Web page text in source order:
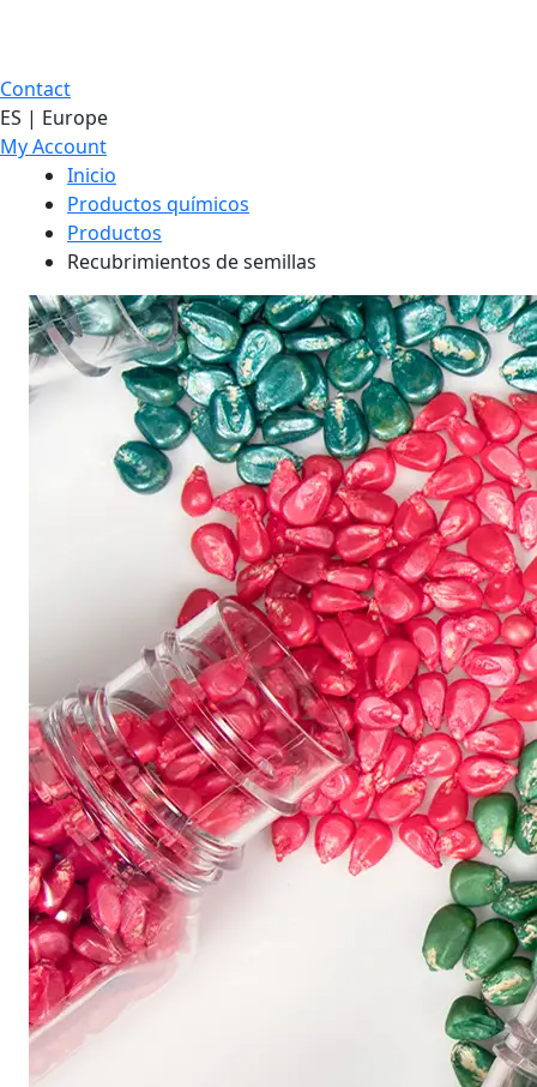
Contact
ES | Europe
My Account
Inicio
Productos químicos
Productos
Recubrimientos de semillas